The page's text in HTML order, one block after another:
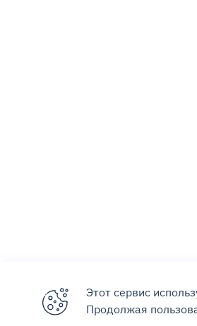
Этот сервис
Продолжая